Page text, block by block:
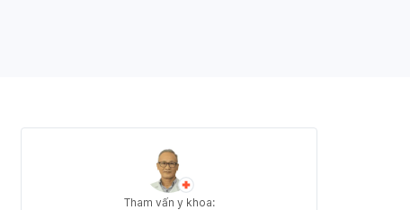
Tham vấn y khoa: